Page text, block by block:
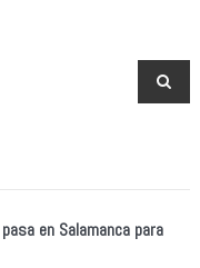
en Salamanca para